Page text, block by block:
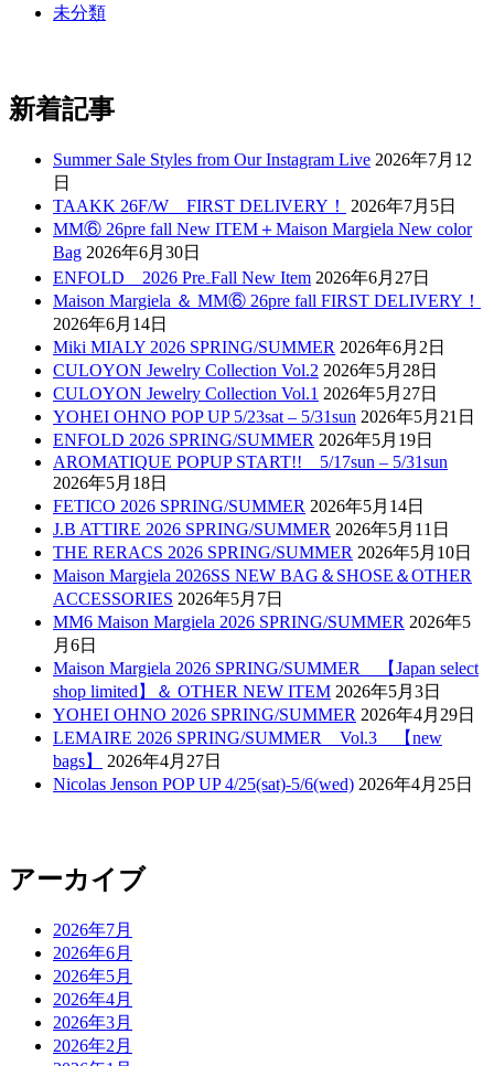
未分類
新着記事
Summer Sale Styles from Our Instagram Live 2026年7月12
日
TAAKK 26F/W FIRST DELIVERY！
2026年7月5日
MM⑥ 26pre fall New ITEM＋Maison Margiela New color
Bag 2026年6月30日
ENFOLD 2026 Pre₋Fall New Item 2026年6月27日
Maison Margiela ＆ MM⑥ 26pre fall FIRST DELIVERY！
2026年6月14日
Miki MIALY 2026 SPRING/SUMMER 2026年6月2日
CULOYON Jewelry Collection Vol.2 2026年5月28日
CULOYON Jewelry Collection Vol.1 2026年5月27日
YOHEI OHNO POP UP 5/23sat – 5/31sun 2026年5月21日
ENFOLD 2026 SPRING/SUMMER 2026年5月19日
AROMATIQUE POPUP START!! 5/17sun – 5/31sun
2026年5月18日
FETICO 2026 SPRING/SUMMER 2026年5月14日
J.B ATTIRE 2026 SPRING/SUMMER 2026年5月11日
THE RERACS 2026 SPRING/SUMMER 2026年5月10日
Maison Margiela 2026SS NEW BAG＆SHOSE＆OTHER
ACCESSORIES 2026年5月7日
MM6 Maison Margiela 2026 SPRING/SUMMER 2026年5
月6日
Maison Margiela 2026 SPRING/SUMMER 【Japan select
shop limited】＆ OTHER NEW ITEM 2026年5月3日
YOHEI OHNO 2026 SPRING/SUMMER 2026年4月29日
LEMAIRE 2026 SPRING/SUMMER Vol.3 【new
bags】
2026年4月27日
Nicolas Jenson POP UP 4/25(sat)-5/6(wed) 2026年4月25日
アーカイブ
2026年7月
2026年6月
2026年5月
2026年4月
2026年3月
2026年2月